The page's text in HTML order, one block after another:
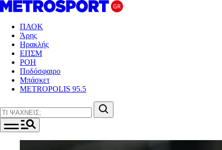
ΠΑΟΚ
Άρης
Ηρακλής
ΕΠΣΜ
ΡΟΗ
Ποδόσφαιρο
Μπάσκετ
METROPOLIS 95.5